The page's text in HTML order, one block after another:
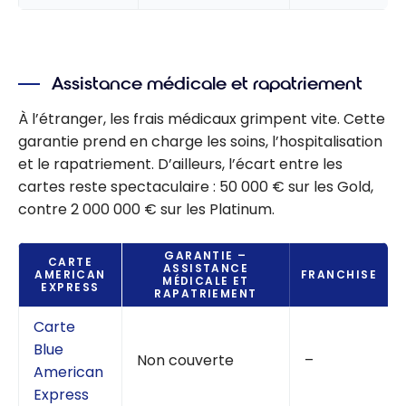
Assistance médicale et rapatriement
À l’étranger, les frais médicaux grimpent vite. Cette
garantie prend en charge les soins, l’hospitalisation
et le rapatriement. D’ailleurs, l’écart entre les
cartes reste spectaculaire : 50 000 € sur les Gold,
contre 2 000 000 € sur les Platinum.
CARTE
AMERICAN
EXPRESS
GARANTIE –
ASSISTANCE
MÉDICALE ET
RAPATRIEMENT
FRANCHISE
Carte
Blue
American
Express
Non couverte –